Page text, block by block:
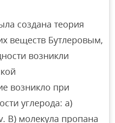
создана теория
веществ Бутлеровым,
возникли
возникло при
углерода: а)
B) молекула пропана